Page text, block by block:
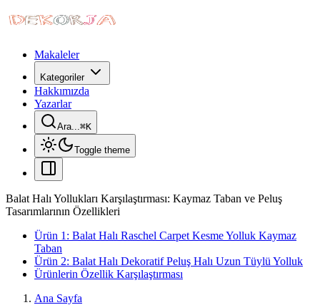
Makaleler
Kategoriler
Hakkımızda
Yazarlar
Ara...⌘K
Toggle theme
Balat Halı Yollukları Karşılaştırması: Kaymaz Taban ve Peluş
Tasarımlarının Özellikleri
Ürün 1: Balat Halı Raschel Carpet Kesme Yolluk Kaymaz
Taban
Ürün 2: Balat Halı Dekoratif Peluş Halı Uzun Tüylü Yolluk
Ürünlerin Özellik Karşılaştırması
Ana Sayfa